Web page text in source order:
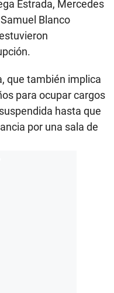
Estrada, Mercedes
Blanco
que también implica
para ocupar cargos
hasta que
por una sala de